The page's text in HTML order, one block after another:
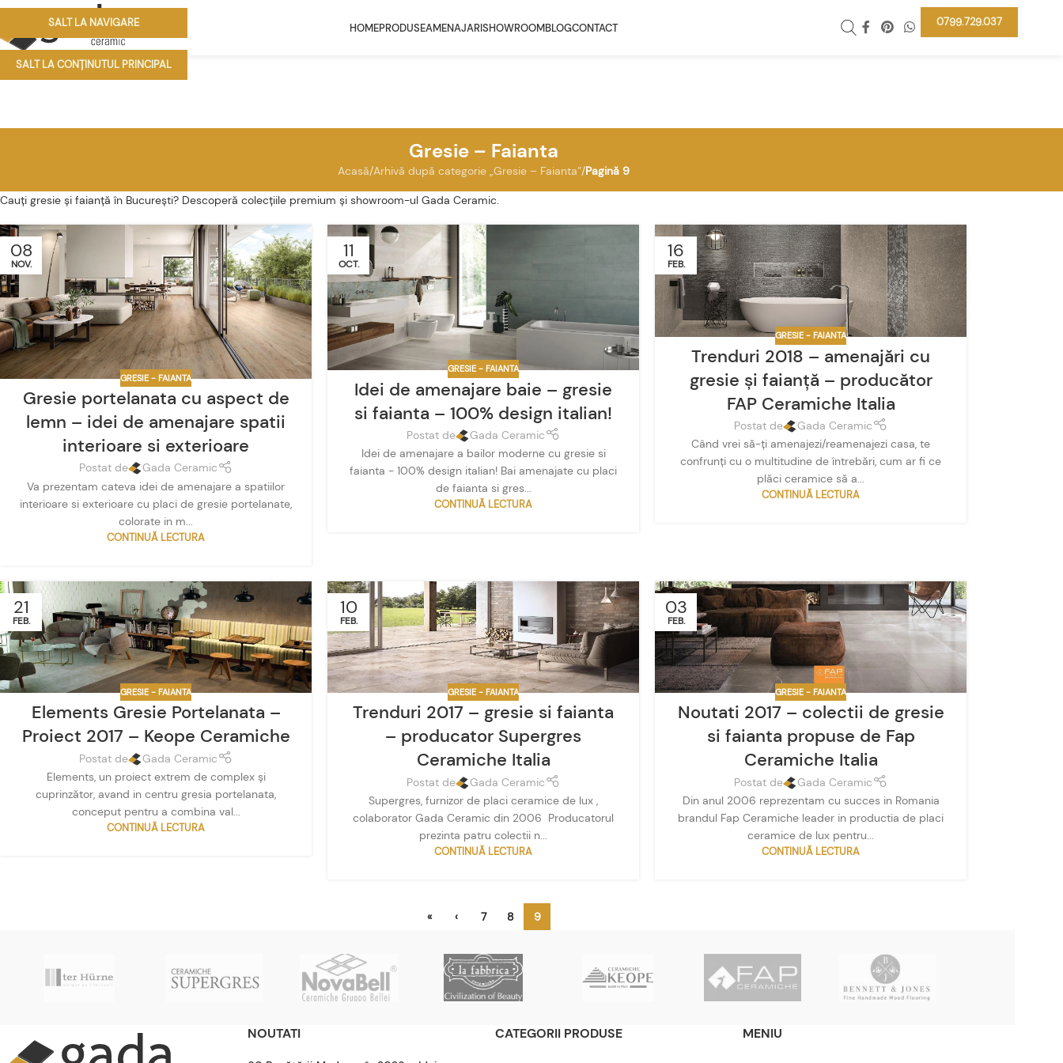
SALT LA NAVIGARE
SALT LA CONȚINUTUL PRINCIPAL
HOMEPRODUSEAMENAJARISHOWROOMBLOGCONTACT 0799.729.037
Gresie – Faianta
Acasă/Arhivă după categorie „Gresie – Faianta”/Pagină 9
Cauți gresie și faianță în București? Descoperă colecțiile premium și showroom-ul Gada Ceramic.
08
NOV.
GRESIE - FAIANTA
Gresie portelanata cu aspect de
lemn – idei de amenajare spatii
interioare si exterioare
Postat de
Gada Ceramic
Va prezentam cateva idei de amenajare a spatiilor
interioare si exterioare cu placi de gresie portelanate,
colorate in m...
CONTINUĂ LECTURA
11
OCT.
GRESIE - FAIANTA
Idei de amenajare baie – gresie
si faianta – 100% design italian!
Postat de
Gada Ceramic
Idei de amenajare a bailor moderne cu gresie si
faianta - 100% design italian! Bai amenajate cu placi
de faianta si gres...
CONTINUĂ LECTURA
16
FEB.
GRESIE - FAIANTA
Trenduri 2018 – amenajări cu
gresie și faianță – producător
FAP Ceramiche Italia
Postat de
Gada Ceramic
Când vrei să-ți amenajezi/reamenajezi casa, te
confrunți cu o multitudine de întrebări, cum ar fi ce
plăci ceramice să a...
CONTINUĂ LECTURA
21
FEB.
GRESIE - FAIANTA
Elements Gresie Portelanata –
Proiect 2017 – Keope Ceramiche
Postat de
Gada Ceramic
Elements, un proiect extrem de complex și
cuprinzător, avand in centru gresia portelanata,
conceput pentru a combina val...
CONTINUĂ LECTURA
10
FEB.
GRESIE - FAIANTA
Trenduri 2017 – gresie si faianta
– producator Supergres
Ceramiche Italia
Postat de
Gada Ceramic
Supergres, furnizor de placi ceramice de lux ,
colaborator Gada Ceramic din 2006 Producatorul
prezinta patru colectii n...
CONTINUĂ LECTURA
03
FEB.
GRESIE - FAIANTA
Noutati 2017 – colectii de gresie
si faianta propuse de Fap
Ceramiche Italia
Postat de
Gada Ceramic
Din anul 2006 reprezentam cu succes in Romania
brandul Fap Ceramiche leader in productia de placi
ceramice de lux pentru...
CONTINUĂ LECTURA
« ‹ 7 8 9
NOUTATI CATEGORII PRODUSE MENIU